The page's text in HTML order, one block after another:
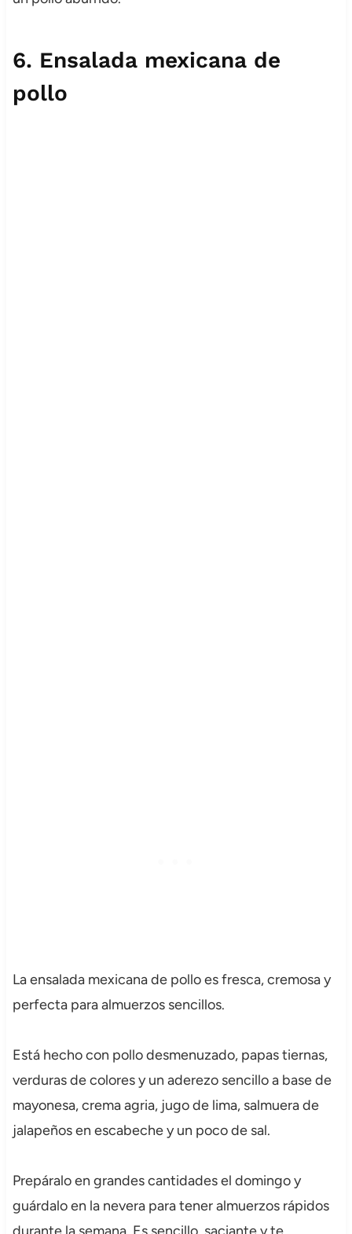
6. Ensalada mexicana de
pollo
La ensalada mexicana de pollo es fresca, cremosa y
perfecta para almuerzos sencillos.
Está hecho con pollo desmenuzado, papas tiernas,
verduras de colores y un aderezo sencillo a base de
mayonesa, crema agria, jugo de lima, salmuera de
jalapeños en escabeche y un poco de sal.
Prepáralo en grandes cantidades el domingo y
guárdalo en la nevera para tener almuerzos rápidos